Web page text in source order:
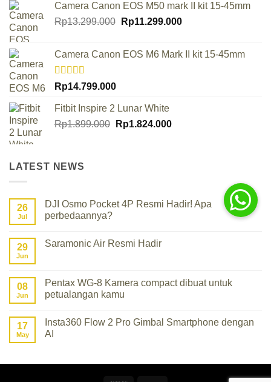
Camera Canon EOS M50 mark II kit 15-45mm
Rp13.299.000 Original
Rp13.299.000.
Rp11.299.000Current
Rp11.299.000.
Camera Canon EOS M6 Mark II kit 15-45mm
Rated
4.00
of 5
Rp14.799.000
Fitbit Inspire 2 Lunar White
Rp1.899.000 Original
Rp1.824.000Current
LATEST NEWS
26
Jul
DJI Osmo Pocket 4P Resmi Hadir! Apa
perbedaannya?
on
Resmi
Hadir!
Apa
29
Jun
Saramonic Air Resmi Hadir
Saramonic
Air
Resmi
08
Jun
Pentax WG-8 Kamera compact dibuat untuk
petualangan kamu
on
Pentax
WG-
17
May
Insta360 Flow 2 Pro Gimbal Smartphone dengan
AI